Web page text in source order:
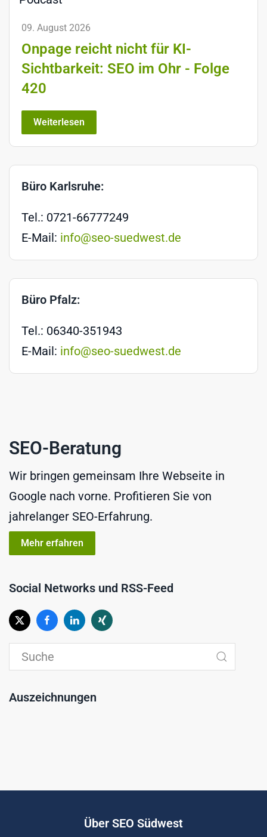
09. August 2026
Onpage reicht nicht für KI-
Sichtbarkeit: SEO im Ohr - Folge
420
Weiterlesen
Büro Karlsruhe:
Tel.: 0721-66777249
E-Mail: info@seo-suedwest.de
Büro Pfalz:
Tel.: 06340-351943
E-Mail: info@seo-suedwest.de
SEO-Beratung
Wir bringen gemeinsam Ihre Webseite in
Google nach vorne. Profitieren Sie von
jahrelanger SEO-Erfahrung.
Mehr erfahren
Social Networks und RSS-Feed
Auszeichnungen
Über SEO Südwest